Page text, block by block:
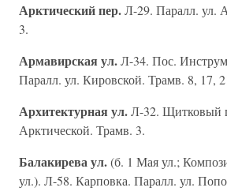
Арктический пер.Л-29. Паралл. ул.
3.
Армавирская ул.Л-34. Пос.
Паралл. ул. Кировской. Трамв. 8, 17,
Архитектурная ул.Л-32. Щитковый
Арктической. Трамв. 3.
Балакирева ул.(б. 1 Мая ул.;
ул.). Л-58. Карповка. Паралл. ул.